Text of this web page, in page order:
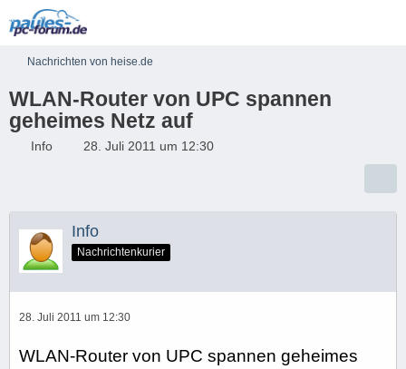
Nachrichten von heise.de
WLAN-Router von UPC spannen
geheimes Netz auf
Info 28. Juli 2011 um 12:30
Info
Nachrichtenkurier
28. Juli 2011 um 12:30
WLAN-Router von UPC spannen geheimes